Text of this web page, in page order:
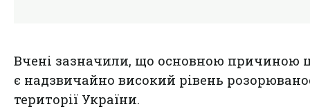
Вчені зазначили, що основною причиною
є надзвичайно високий рівень
території України.